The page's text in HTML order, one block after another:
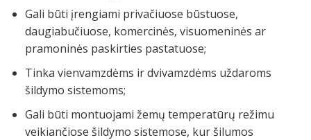
Gali būti įrengiami privačiuose būstuose,
daugiabučiuose, komercinės, visuomeninės ar
pramoninės paskirties pastatuose;
Tinka vienvamzdėms ir dvivamzdėms uždaroms
šildymo sistemoms;
Gali būti montuojami žemų temperatūrų režimu
veikiančiose šildymo sistemose, kur šilumos